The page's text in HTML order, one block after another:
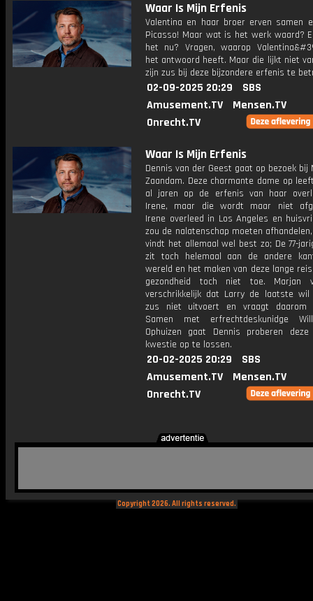
Waar Is Mijn Erfenis
Valentina en haar broer erven samen
Picasso! Maar wat is het werk waard?
het nu? Vragen, waarop
het antwoord heeft. Maar die lijkt niet
zijn zus bij deze bijzondere erfenis te
02-09-2025 20:29
SBS
Amusement.TV
Mensen.TV
Onrecht.TV
Waar Is Mijn Erfenis
Dennis van der Geest gaat op bezoek bij
Zaandam. Deze charmante dame op
al jaren op de erfenis van haar
Irene, maar die wordt maar niet
Irene overleed in Los Angeles en
zou de nalatenschap moeten
vindt het allemaal wel best zo; De 77-
zit toch helemaal aan de andere
wereld en het maken van deze lange
gezondheid toch niet toe. Marjan
verschrikkelijk dat Larry de laatste wil
zus niet uitvoert en vraagt daarom
Samen met erfrechtdeskunidge
Ophuizen gaat Dennis proberen deze
kwestie op te lossen.
20-02-2025 20:29
SBS
Amusement.TV
Mensen.TV
Onrecht.TV
Copyright 2026. All rights reserved.